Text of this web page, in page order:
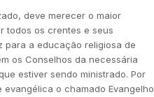
deve merecer o maior
todos os crentes e seus
para a educação religiosa de
os Conselhos da necessária
estiver sendo ministrado. Por
o chamado Evangelho